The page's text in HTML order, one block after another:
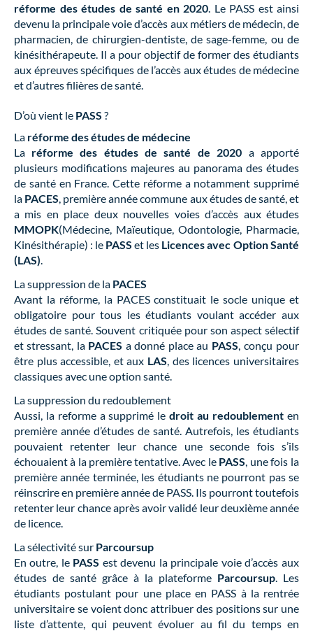
réforme des études de santé en 2020 . Le PASS est ainsi
devenu la principale voie d’accès aux métiers de médecin, de
pharmacien, de chirurgien-dentiste, de sage-femme, ou de
kinésithérapeute. Il a pour objectif de former des étudiants
aux épreuves spécifiques de l’accès aux études de médecine
et d’autres filières de santé.
D’où vient le PASS ?
La réforme des études de médecine
La réforme des études de santé de 2020 a apporté
plusieurs modifications majeures au panorama des études
de santé en France. Cette réforme a notamment supprimé
la PACES , première année commune aux études de santé, et
a mis en place deux nouvelles voies d’accès aux études
MMOPK(Médecine, Maïeutique, Odontologie, Pharmacie,
Kinésithérapie) : le PASS et les Licences avec Option Santé
(LAS)
La suppression de la PACES
Avant la réforme, la PACES constituait le socle unique et
obligatoire pour tous les étudiants voulant accéder aux
études de santé. Souvent critiquée pour son aspect sélectif
et stressant, la PACES a donné place au PASS , conçu pour
être plus accessible, et aux LAS , des licences universitaires
classiques avec une option santé.
La suppression du redoublement
Aussi, la reforme a supprimé le droit au redoublement en
première année d’études de santé. Autrefois, les étudiants
pouvaient retenter leur chance une seconde fois s’ils
échouaient à la première tentative. Avec le PASS , une fois la
première année terminée, les étudiants ne pourront pas se
réinscrire en première année de PASS. Ils pourront toutefois
retenter leur chance après avoir validé leur deuxième année
de licence.
La sélectivité sur Parcoursup
En outre, le PASS est devenu la principale voie d’accès aux
études de santé grâce à la plateforme Parcoursup . Les
étudiants postulant pour une place en PASS à la rentrée
universitaire se voient donc attribuer des positions sur une
liste d’attente, qui peuvent évoluer au fil du temps en